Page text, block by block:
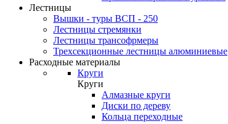
Лестницы
Вышки - туры ВСП - 250
Лестницы стремянки
Лестницы трансофрмеры
Трехсекционные лестницы алюминиевые
Расходные материалы
Круги
Круги
Алмазные круги
Диски по дереву
Кольца переходные